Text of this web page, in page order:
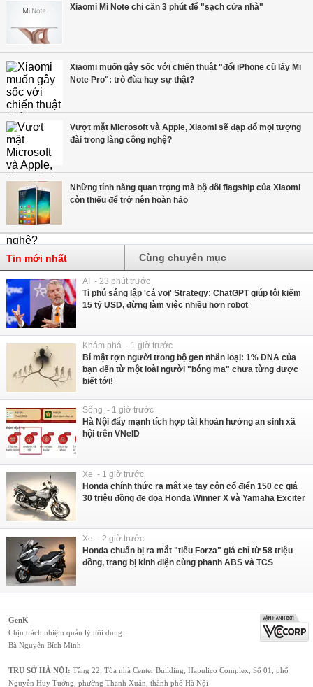
Xiaomi Mi Note chỉ cần 3 phút để "sạch cửa nhà"
Xiaomi muốn gây sốc với chiến thuật "đổi iPhone cũ lấy Mi
Note Pro": trò đùa hay sự thật?
Vượt mặt Microsoft và Apple, Xiaomi sẽ đạp đổ mọi tượng
đài trong làng công nghệ?
Những tính năng quan trọng mà bộ đôi flagship của Xiaomi
còn thiếu để trở nên hoàn hảo
Tin mới nhất Cùng chuyên mục
AI - 23 phút trước
Tỉ phú sáng lập 'cá voi' Strategy: ChatGPT giúp tôi kiếm
15 tỷ USD, đừng làm việc nhiều hơn robot
Khám phá - 1 giờ trước
Bí mật rợn người trong bộ gen nhân loại: 1% DNA của
bạn đến từ một loài người "bóng ma" chưa từng được
biết tới!
Sống - 1 giờ trước
Hà Nội đẩy mạnh tích hợp tài khoản hưởng an sinh xã
hội trên VNeID
Xe - 1 giờ trước
Honda chính thức ra mắt xe tay côn cổ điển 150 cc giá
30 triệu đồng đe dọa Honda Winner X và Yamaha Exciter
Xe - 2 giờ trước
Honda chuẩn bị ra mắt "tiểu Forza" giá chỉ từ 58 triệu
đồng, trang bị kính điện cùng phanh ABS và TCS
GenK
Chịu trách nhiệm quản lý nội dung:
Bà Nguyễn Bích Minh
TRỤ SỞ HÀ NỘI: Tầng 22, Tòa nhà Center Building, Hapulico Complex, Số 01, phố
Nguyễn Huy Tưởng, phường Thanh Xuân, thành phố Hà Nội